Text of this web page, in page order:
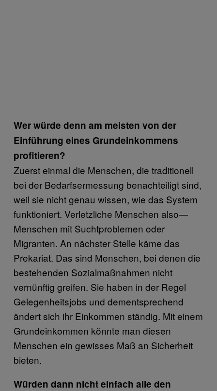
Wer würde denn am meisten von der
Einführung eines Grundeinkommens
profitieren?
Zuerst einmal die Menschen, die traditionell
bei der Bedarfsermessung benachteiligt sind,
weil sie nicht genau wissen, wie das System
funktioniert. Verletzliche Menschen also—
Menschen mit Suchtproblemen oder
Migranten. An nächster Stelle käme das
Prekariat. Das sind Menschen, bei denen die
bestehenden Sozialmaßnahmen nicht
vernünftig greifen. Sie haben in der Regel
Gelegenheitsjobs und dementsprechend
ändert sich ihr Einkommen ständig. Mit einem
Grundeinkommen könnte man diesen
Menschen ein gewisses Maß an Sicherheit
bieten.
Würden dann nicht einfach alle den